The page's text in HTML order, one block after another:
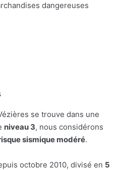
dangereuses
se trouve dans une
niveau 3, nous considérons
sismique modéré.
octobre 2010, divisé en 5